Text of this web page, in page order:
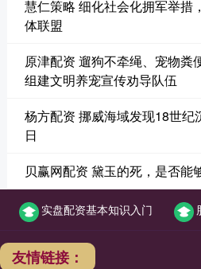
慧仁策略 细化社会化拥军举措
体联盟
原津配资 遛狗不牵绳、宠物粪
组建文明养宠宣传劝导队伍
杨方配资 挪威海域发现18世纪
日
贝赢网配资 黛玉的死，是否能
实盘配资基本知识入门
友情链接：